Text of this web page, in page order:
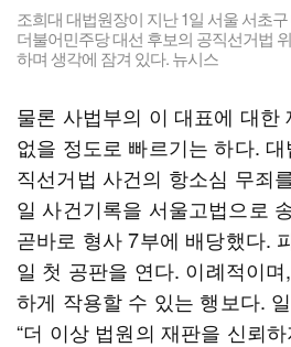
조희대 대법원장이 지난 1일 서울 서초
더불어민주당 대선 후보의 공직선거법
하며 생각에 잠겨 있다. 뉴시스
물론 사법부의 이 대표에 대한
없을 정도로 빠르기는 하다.
직선거법 사건의 항소심 무죄
일 사건기록을 서울고법으로
곧바로 형사 7부에 배당했다.
일 첫 공판을 연다. 이례적이
하게 작용할 수 있는 행보다.
“더 이상 법원의 재판을 신뢰